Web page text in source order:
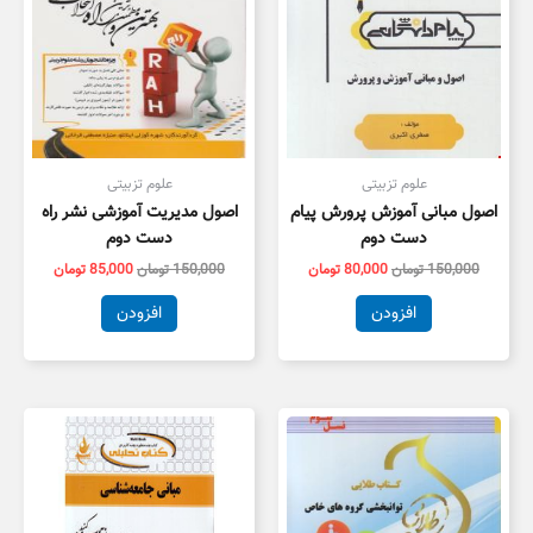
علوم تزبیتی
اصول مبانی آموزش پرورش پیام
دست دوم
150,000تومان80,000تومان
افزودن
علوم تزبیتی
اصول مدیریت آموزشی نشر راه
دست دوم
150,000تومان85,000تومان
افزودن